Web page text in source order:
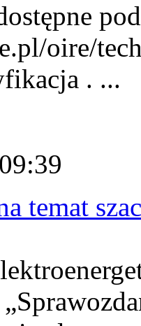
oire/
. ...
temat